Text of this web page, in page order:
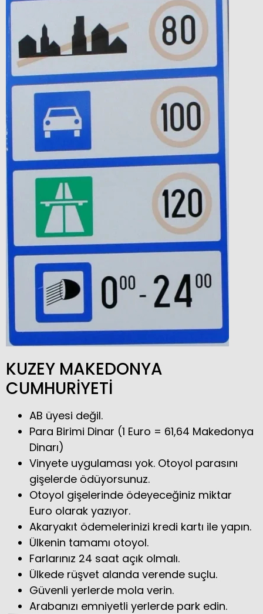
KUZEY MAKEDONYA
CUMHURİYETİ
AB üyesi değil.
Para Birimi Dinar (1 Euro = 61,64 Makedonya
Dinarı)
Vinyete uygulaması yok. Otoyol parasını
gişelerde ödüyorsunuz.
Otoyol gişelerinde ödeyeceğiniz miktar
Euro olarak yazıyor.
Akaryakıt ödemelerinizi kredi kartı ile yapın.
Ülkenin tamamı otoyol.
Farlarınız 24 saat açık olmalı.
Ülkede rüşvet alanda verende suçlu.
Güvenli yerlerde mola verin.
Arabanızı emniyetli yerlerde park edin.